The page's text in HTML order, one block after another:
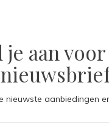
je aan
nieuwste aanbiedingen